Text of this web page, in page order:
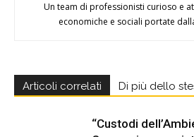
Un team di professionisti curioso e
economiche e sociali portate
Articoli correlati Di più dello
“Custodi